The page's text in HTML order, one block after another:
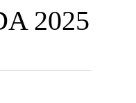
2025